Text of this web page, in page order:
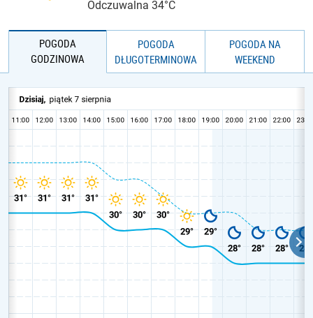
Odczuwalna 34°C
POGODA
GODZINOWA
POGODA
DŁUGOTERMINOWA
POGODA NA
WEEKEND